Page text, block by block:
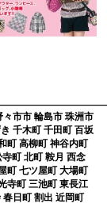
市市 輪島市 珠洲市
千木町 千田町 百坂
町 高柳町 神谷内町
町 北町 鞍月 西念
町 七ツ屋町 大場町
寺町 三池町 東長江
春日町 割出 近岡町